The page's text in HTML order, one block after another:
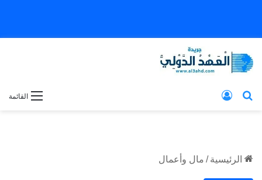
القائمة بحث عن
الرئيسية / مال وأعمال